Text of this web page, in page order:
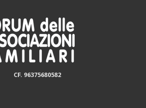
CF. 96375680582